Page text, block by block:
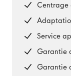
Centrage
Service
Garantie
Garantie